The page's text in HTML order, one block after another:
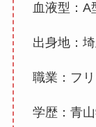
血液型：A
出身地：
職業：フ
学歴：青